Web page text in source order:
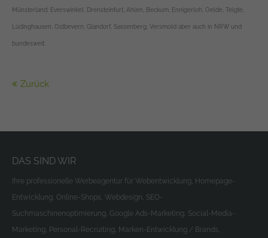
Münsterland: Everswinkel, Drensteinfurt, Ahlen, Beckum, Ennigerloh, Oelde, Telgte,
Lüdinghausen, Ostbevern, Glandorf, Sassenberg, Versmold aber auch in NRW und
bundesweit.
Zurück
DAS SIND WIR
Ihre professionelle Werbeagentur für Webentwicklung, Homepage-
Entwicklung, Online-Shops, Webdesign, SEO-
Suchmaschinenoptimierung, Google Ads-Marketing, Social-Media-
Marketing, Personal-Recruiting, Marken-Entwicklung / Brands,